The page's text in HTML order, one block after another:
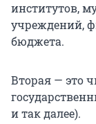
институтов,
учреждений,
бюджета.
Вторая — это
и так далее).